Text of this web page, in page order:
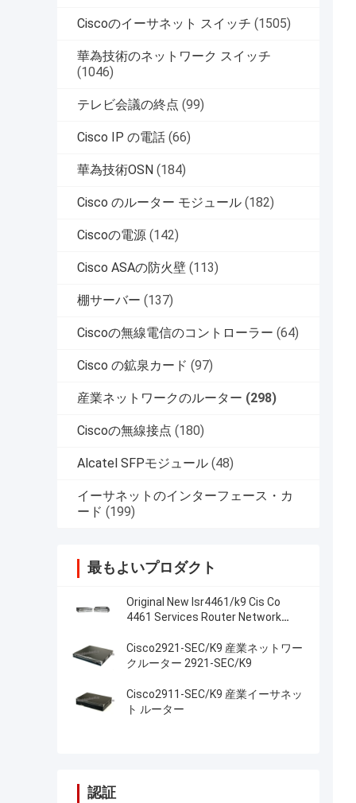
Ciscoのイーサネット スイッチ (1505)
華為技術のネットワーク スイッチ
(1046)
テレビ会議の終点 (99)
Cisco IP の電話 (66)
華為技術OSN (184)
Cisco のルーター モジュール (182)
Ciscoの電源 (142)
Cisco ASAの防火壁 (113)
棚サーバー (137)
Ciscoの無線電信のコントローラー (64)
Cisco の鉱泉カード (97)
産業ネットワークのルーター (298)
Ciscoの無線接点 (180)
Alcatel SFPモジュール (48)
イーサネットのインターフェース・カ
ード (199)
最もよいプロダクト
Original New Isr4461/k9 Cis Co
4461 Services Router Network
Cisco2921-SEC/K9 産業ネットワー
クルーター 2921-SEC/K9
Cisco2911-SEC/K9 産業イーサネッ
ト ルーター
認証